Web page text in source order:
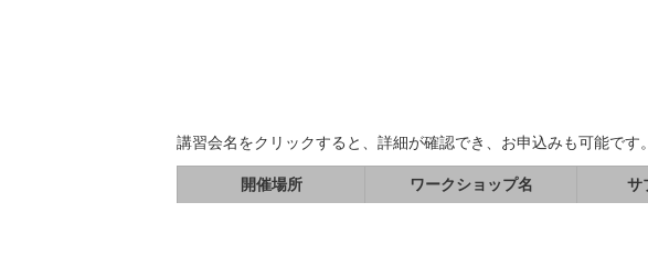
講習会名をクリックすると、詳細が確認でき、お申込みも可能です。
開催場所 ワークショップ名 サ